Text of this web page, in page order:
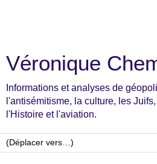
Véronique
Informations et analyses de
l'antisémitisme, la culture, les
l'Histoire et l'aviation.